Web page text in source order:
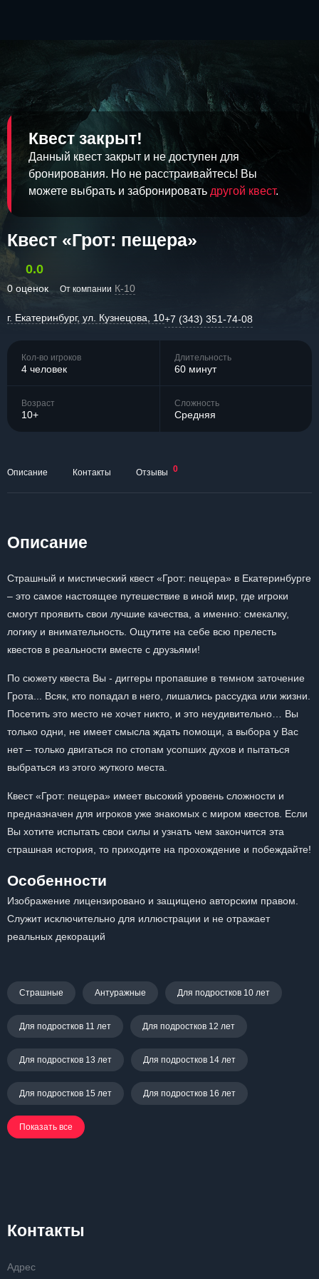
Квест закрыт!
Данный квест закрыт и не доступен для
бронирования. Но не расстраивайтесь! Вы
можете выбрать и забронировать другой квест.
Квест «Грот: пещера»
0.0
0 оценок От компании К-10
г. Екатеринбург, ул. Кузнецова, 10+7 (343) 351-74-08
Кол-во игроков
4 человек
Длительность
60 минут
Возраст
10+
Сложность
Средняя
Описание Контакты Отзывы 0
Описание
Страшный и мистический квест «Грот: пещера» в Екатеринбурге
– это самое настоящее путешествие в иной мир, где игроки
смогут проявить свои лучшие качества, а именно: смекалку,
логику и внимательность. Ощутите на себе всю прелесть
квестов в реальности вместе с друзьями!
По сюжету квеста Вы - диггеры пропавшие в темном заточение
Грота... Всяк, кто попадал в него, лишались рассудка или жизни.
Посетить это место не хочет никто, и это неудивительно… Вы
только одни, не имеет смысла ждать помощи, а выбора у Вас
нет – только двигаться по стопам усопших духов и пытаться
выбраться из этого жуткого места.
Квест «Грот: пещера» имеет высокий уровень сложности и
предназначен для игроков уже знакомых с миром квестов. Если
Вы хотите испытать свои силы и узнать чем закончится эта
страшная история, то приходите на прохождение и побеждайте!
Особенности
Изображение лицензировано и защищено авторским правом.
Служит исключительно для иллюстрации и не отражает
реальных декораций
Страшные Антуражные Для подростков 10 лет
Для подростков 11 лет Для подростков 12 лет
Для подростков 13 лет Для подростков 14 лет
Для подростков 15 лет Для подростков 16 лет
Показать все
Контакты
Адрес